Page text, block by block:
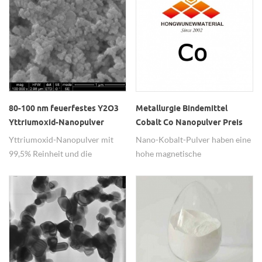
Temperaturintensität und hoher
Temperaturhärte.
80-100 nm feuerfestes Y2O3
Yttriumoxid-Nanopulver
Yttriumoxid-Nanopulver mit
99,5% Reinheit und die
Farbe und des hohen
Schmelzpunktes welche als das
keramische Material und die
feuerfesten Materialien
verwenden.
Metallurgie Bindemittel
Cobalt Co Nanopulver Preis
Nano-Kobalt-Pulver haben eine
hohe magnetische
Signal-Rausch-Verhältnis und
Oxidationsbeständigkeit